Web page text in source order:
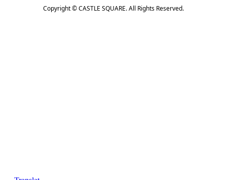
Copyright ©CASTLE SQUARE. All Rights Reserved.